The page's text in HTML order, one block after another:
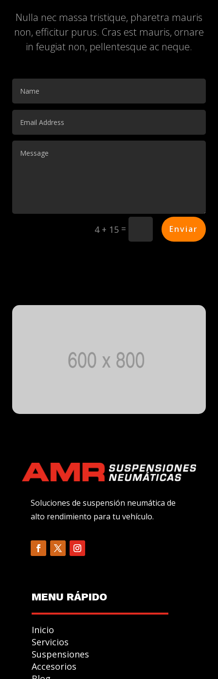
GESTIONAR
Nulla nec massa tristique, pharetra mauris
non, efficitur purus. Cras est mauris, ornare
in feugiat non, pellentesque ac neque.
4 + 15 = Enviar
Soluciones de suspensión neumática de
alto rendimiento para tu vehículo.
MENU RÁPIDO
Inicio
Servicios
Suspensiones
Accesorios